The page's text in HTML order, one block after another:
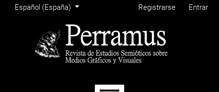
Ir al menú de navegación principal
Ir al contenido principal
Ir al pie de página del sitio
Cambiar el idioma. El actual es:
Español (España)
Menú de administración
Registrarse Entrar